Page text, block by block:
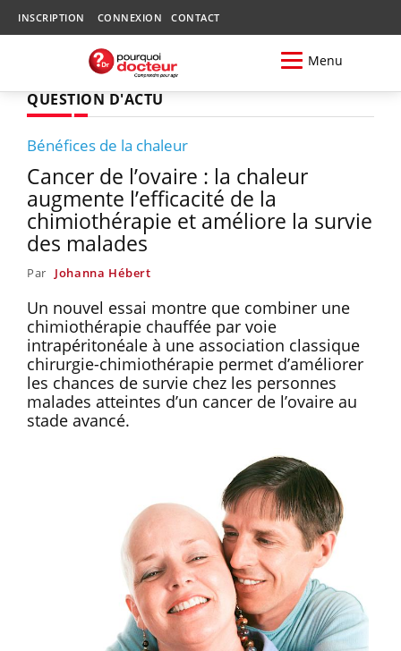
INSCRIPTION CONNEXION CONTACT
Menu
QUESTION D'ACTU
Bénéfices de la chaleur
Cancer de l’ovaire : la chaleur
augmente l’efficacité de la
chimiothérapie et améliore la survie
des malades
Par Johanna Hébert
Un nouvel essai montre que combiner une
chimiothérapie chauffée par voie
intrapéritonéale à une association classique
chirurgie-chimiothérapie permet d’améliorer
les chances de survie chez les personnes
malades atteintes d’un cancer de l’ovaire au
stade avancé.